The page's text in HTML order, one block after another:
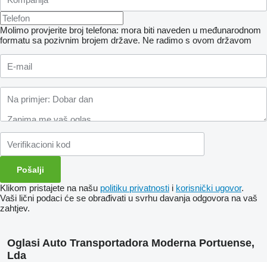
Molimo provjerite broj telefona: mora biti naveden u međunarodnom
formatu sa pozivnim brojem države. Ne radimo s ovom državom
Klikom pristajete na našu politiku privatnosti i korisnički ugovor.
Vaši lični podaci će se obrađivati ​​u svrhu davanja odgovora na vaš
zahtjev.
Oglasi Auto Transportadora Moderna Portuense,
Lda